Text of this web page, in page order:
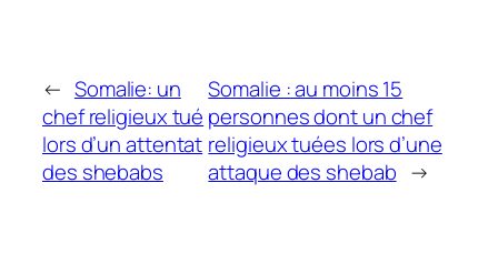
← Somalie: un
chef religieux tué
lors d’un attentat
des shebabs
Somalie : au moins 15
personnes dont un chef
religieux tuées lors d’une
attaque des shebab →